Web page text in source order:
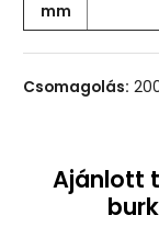
mm
Csomagolás:
Ajánlott